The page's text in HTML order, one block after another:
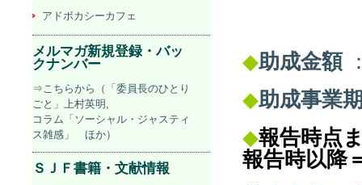
◆助成金額
◆助成事業
◆報告時点
報告時以降
アドボカシーカフェ
メルマガ新規登録・バッ
クナンバー
⇒こちらから（「委員長のひとり
ごと」上村英明,
コラム「ソーシャル・ジャスティ
ス雑感」 ほか）
ＳＪＦ書籍・文献情報